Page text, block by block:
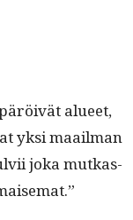
alueet,
yksi maail­man
joka mutkas­